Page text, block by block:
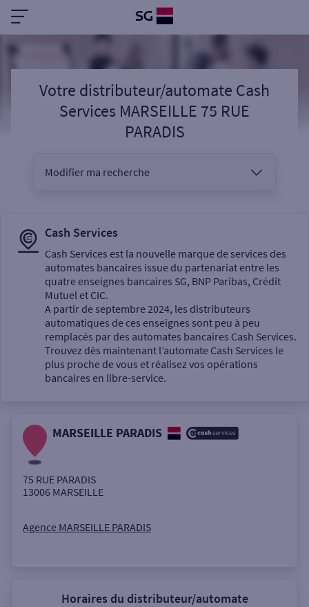
Votre distributeur/automate Cash
Services MARSEILLE 75 RUE
PARADIS
Modifier ma recherche
Sélectionnez votre recherche
Un service
Autour de moi
Cash Services
Cash Services est la nouvelle marque de services des
automates bancaires issue du partenariat entre les
quatre enseignes bancaires SG, BNP Paribas, Crédit
Mutuel et CIC.
A partir de septembre 2024, les distributeurs
automatiques de ces enseignes sont peu à peu
remplacés par des automates bancaires Cash Services.
Trouvez dès maintenant l’automate Cash Services le
plus proche de vous et réalisez vos opérations
bancaires en libre-service.
MARSEILLE PARADIS
75 RUE PARADIS
13006 MARSEILLE
Agence MARSEILLE PARADIS
Horaires du distributeur/automate